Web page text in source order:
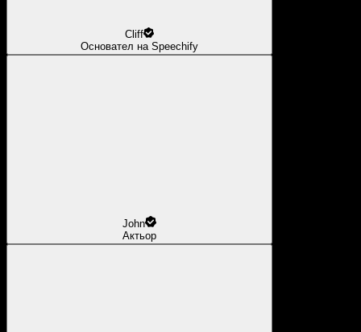
Cliff
Основател на Speechify
John
Актьор